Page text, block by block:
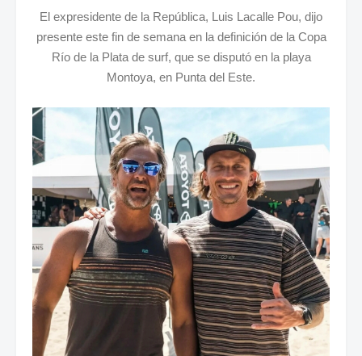
El expresidente de la República, Luis Lacalle Pou, dijo
presente este fin de semana en la definición de la Copa
Río de la Plata de surf, que se disputó en la playa
Montoya, en Punta del Este.